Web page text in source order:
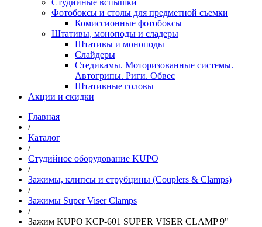
Студийные вспышки
Фотобоксы и столы для предметной съемки
Комиссионные фотобоксы
Штативы, моноподы и сладеры
Штативы и моноподы
Слайдеры
Стедикамы. Моторизованные системы.
Автогрипы. Риги. Обвес
Штативные головы
Акции и скидки
Главная
/
Каталог
/
Студийное оборудование KUPO
/
Зажимы, клипсы и струбцины (Couplers & Clamps)
/
Зажимы Super Viser Clamps
/
Зажим KUPO KCP-601 SUPER VISER CLAMP 9"